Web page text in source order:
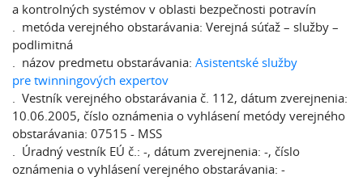
a kontrolných systémov v oblasti bezpečnosti potravín
. metóda verejného obstarávania: Verejná súťaž – služby –
podlimitná
. názov predmetu obstarávania: Asistentské služby
pre twinningových expertov
. Vestník verejného obstarávania č. 112, dátum zverejnenia:
10.06.2005, číslo oznámenia o vyhlásení metódy verejného
obstarávania: 07515 - MSS
. Úradný vestník EÚ č.: -, dátum zverejnenia: -, číslo
oznámenia o vyhlásení verejného obstarávania: -